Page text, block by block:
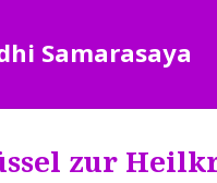
Samarasaya
zur